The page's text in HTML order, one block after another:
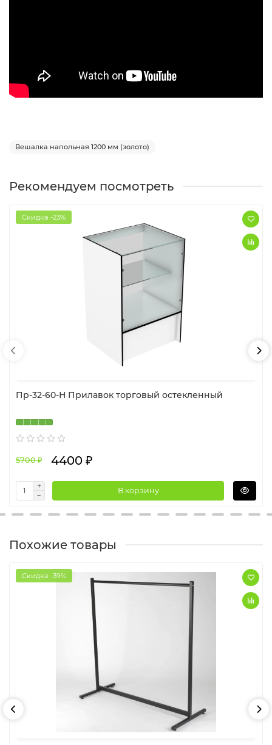
Вешалка напольная 1200 мм (золото)
Рекомендуем посмотреть
Скидка -23%
Пр-32-60-Н Прилавок торговый остекленный
5700 ₽ 4400 ₽
В корзину
Похожие товары
Скидка -39%